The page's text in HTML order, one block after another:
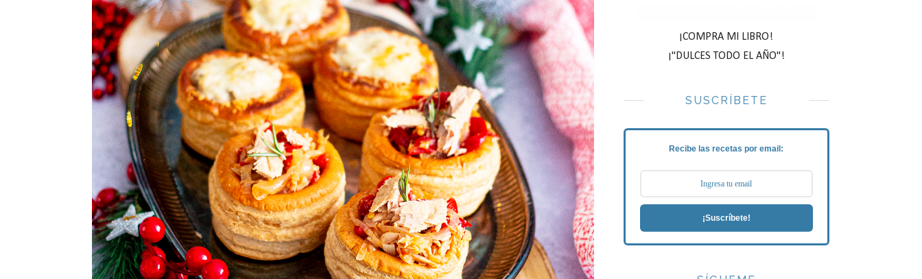
¡COMPRA MI LIBRO!
¡"DULCES TODO EL AÑO"!
SUSCRÍBETE
Recibe las recetas por email:
¡Suscríbete!